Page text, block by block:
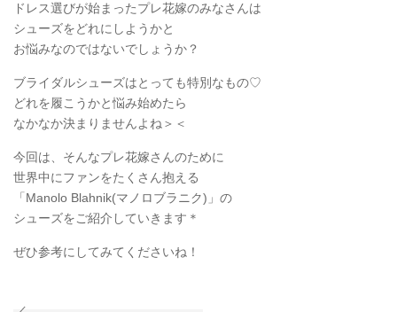
ドレス選びが始まったプレ花嫁のみなさんは
シューズをどれにしようかと
お悩みなのではないでしょうか？
ブライダルシューズはとっても特別なもの♡
どれを履こうかと悩み始めたら
なかなか決まりませんよね＞＜
今回は、そんなプレ花嫁さんのために
世界中にファンをたくさん抱える
「Manolo Blahnik(マノロブラニク)」の
シューズをご紹介していきます＊
ぜひ参考にしてみてくださいね！